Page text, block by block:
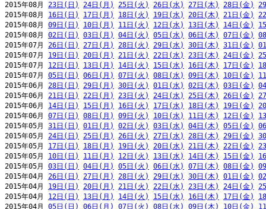
2015年08月 23日(日) 24日(月) 25日(火) 26日(水) 27日(木) 28日(金)
2015年08月 16日(日) 17日(月) 18日(火) 19日(水) 20日(木) 21日(金)
2015年08月 09日(日) 10日(月) 11日(火) 12日(水) 13日(木) 14日(金)
2015年08月 02日(日) 03日(月) 04日(火) 05日(水) 06日(木) 07日(金)
2015年07月 26日(日) 27日(月) 28日(火) 29日(水) 30日(木) 31日(金)
2015年07月 19日(日) 20日(月) 21日(火) 22日(水) 23日(木) 24日(金)
2015年07月 12日(日) 13日(月) 14日(火) 15日(水) 16日(木) 17日(金)
2015年07月 05日(日) 06日(月) 07日(火) 08日(水) 09日(木) 10日(金)
2015年06月 28日(日) 29日(月) 30日(火) 01日(水) 02日(木) 03日(金)
2015年06月 21日(日) 22日(月) 23日(火) 24日(水) 25日(木) 26日(金)
2015年06月 14日(日) 15日(月) 16日(火) 17日(水) 18日(木) 19日(金)
2015年06月 07日(日) 08日(月) 09日(火) 10日(水) 11日(木) 12日(金)
2015年05月 31日(日) 01日(月) 02日(火) 03日(水) 04日(木) 05日(金)
2015年05月 24日(日) 25日(月) 26日(火) 27日(水) 28日(木) 29日(金)
2015年05月 17日(日) 18日(月) 19日(火) 20日(水) 21日(木) 22日(金)
2015年05月 10日(日) 11日(月) 12日(火) 13日(水) 14日(木) 15日(金)
2015年05月 03日(日) 04日(月) 05日(火) 06日(水) 07日(木) 08日(金)
2015年04月 26日(日) 27日(月) 28日(火) 29日(水) 30日(木) 01日(金)
2015年04月 19日(日) 20日(月) 21日(火) 22日(水) 23日(木) 24日(金)
2015年04月 12日(日) 13日(月) 14日(火) 15日(水) 16日(木) 17日(金)
2015年04月 05日(日) 06日(月) 07日(火) 08日(水) 09日(木) 10日(金)